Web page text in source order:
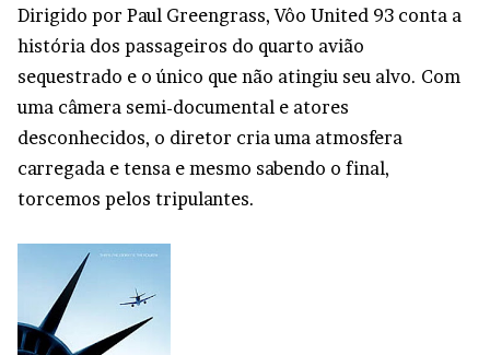
Dirigido por Paul Greengrass, Vôo United 93 conta a
história dos passageiros do quarto avião
sequestrado e o único que não atingiu seu alvo. Com
uma câmera semi-documental e atores
desconhecidos, o diretor cria uma atmosfera
carregada e tensa e mesmo sabendo o final,
torcemos pelos tripulantes.